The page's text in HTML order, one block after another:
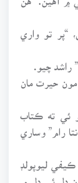
“پر تو واري
راشد چيو.
حيرت مان
ئي ته ڪتاب
رام” وساري
ليوپولڊ
دل ئي دل ۾